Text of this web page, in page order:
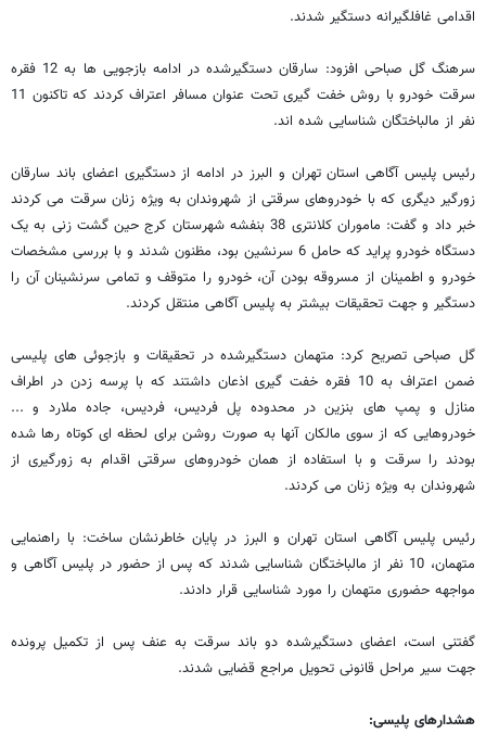
اقدامی غافلگیرانه دستگیر شدند.
سرهنگ گل صباحی افزود: سارقان دستگیرشده در ادامه بازجویی ها به 12 فقره
سرقت خودرو با روش خفت گیری تحت عنوان مسافر اعتراف کردند که تاکنون 11
نفر از مالباختگان شناسایی شده اند.
رئیس پلیس آگاهی استان تهران و البرز در ادامه از دستگیری اعضای باند سارقان
زورگیر دیگری که با خودروهای سرقتی از شهروندان به ویژه زنان سرقت می کردند
خبر داد و گفت: ماموران کلانتری 38 بنفشه شهرستان کرج حین گشت زنی به یک
دستگاه خودرو پراید که حامل 6 سرنشین بود، مظنون شدند و با بررسی مشخصات
خودرو و اطمینان از مسروقه بودن آن، خودرو را متوقف و تمامی سرنشینان آن را
دستگیر و جهت تحقیقات بیشتر به پلیس آگاهی منتقل کردند.
گل صباحی تصریح کرد: ‌متهمان دستگیرشده در تحقیقات و بازجوئی های پلیسی
ضمن اعتراف به 10 فقره خفت گیری اذعان داشتند که با پرسه زدن در اطراف
منازل و پمپ های بنزین در محدوده پل فردیس، فردیس، جاده ملارد و ...
خودروهایی که از سوی مالکان آنها به صورت روشن برای لحظه ای کوتاه رها شده
بودند را سرقت و با استفاده از همان خودروهای سرقتی اقدام به زورگیری از
شهروندان به ویژه زنان می کردند.
رئیس پلیس آگاهی استان تهران و البرز در پایان خاطرنشان ساخت:‌ با راهنمایی
متهمان، 10 نفر از مالباختگان شناسایی شدند که پس از حضور در پلیس آگاهی و
مواجهه حضوری متهمان را مورد شناسایی قرار دادند.
گفتنی است، اعضای دستگیرشده دو باند سرقت به عنف پس از تکمیل پرونده
جهت سیر مراحل قانونی تحویل مراجع قضایی شدند.
هشدارهای پلیسی: